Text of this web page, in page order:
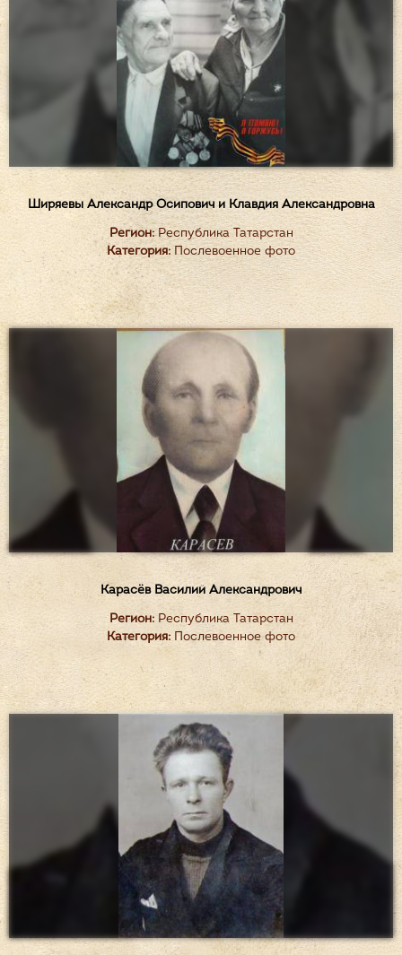
Ширяевы Александр Осипович и Клавдия Александровна
Регион:Республика Татарстан
Категория:Послевоенное фото
Карасёв Василий Александрович
Регион:Республика Татарстан
Категория:Послевоенное фото